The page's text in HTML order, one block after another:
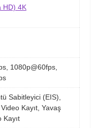
HD) 4K
1080p@60fps,
Sabitleyici (EIS),
Kayıt, Yavaş
Kayıt